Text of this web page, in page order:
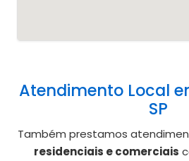
Atendimento Local
SP
Também prestamos
residenciais e comerciais